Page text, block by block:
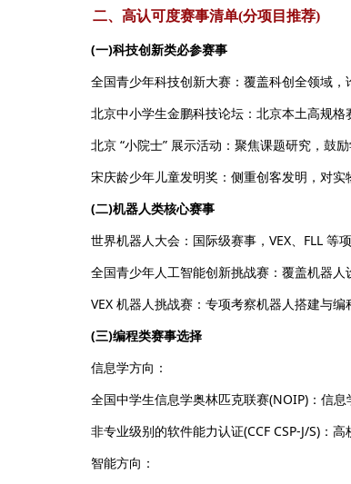
二、高认可度赛事清单(分项目推荐)
(一)科技创新类必参赛事
全国青少年科技创新大赛：覆盖科创全领域，
北京中小学生金鹏科技论坛：北京本土高规格
北京 “小院士” 展示活动：聚焦课题研究，鼓励
宋庆龄少年儿童发明奖：侧重创客发明，对实
(二)机器人类核心赛事
世界机器人大会：国际级赛事，VEX、FLL 等
全国青少年人工智能创新挑战赛：覆盖机器人
VEX 机器人挑战赛：专项考察机器人搭建与编
(三)编程类赛事选择
信息学方向：
全国中学生信息学奥林匹克联赛(NOIP)：信息
非专业级别的软件能力认证(CCF CSP-J/S)：
智能方向：